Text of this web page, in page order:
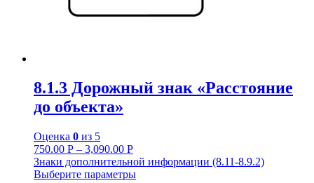
8.1.3 Дорожный знак «Расстояние
до объекта»
Оценка 0 из 5
750.00 Р – 3,090.00 Р
Знаки дополнительной информации (8.11-8.9.2)
Выберите параметры